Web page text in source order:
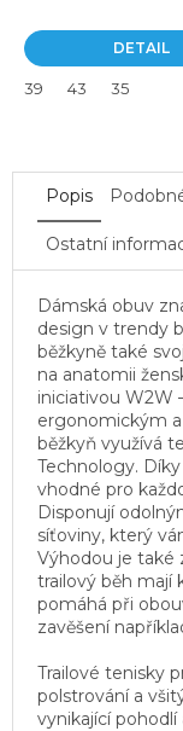
DETAIL
39 43 35
Popis
Ostatní
Dámská obuv
design v trendy
běžkyně také
na anatomii
iniciativou W2W
ergonomickým
běžkyň využívá
Technology.
vhodné pro
Disponují
síťoviny, který
Výhodou je také
trailový běh mají
pomáhá při
zavěšení
Trailové tenisky
polstrování a
vynikající